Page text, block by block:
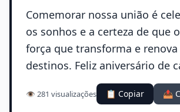
Comemorar nossa união é
os sonhos e a certeza de que
força que transforma e renova
destinos. Feliz aniversário de
👁️ 281 visualizações 📋 Copiar 📤